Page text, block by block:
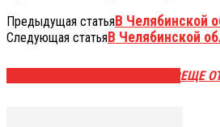
Предыдущая статьяВ Челябинской
Следующая статьяВ Челябинской
ЕЩЕ